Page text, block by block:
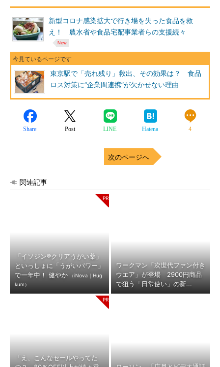
新型コロナ感染拡大で行き場を失った食品を救
え！ 農水省や食品宅配事業者らの支援続々
東京駅で「売れ残り」救出、その効果は？ 食品
ロス対策に“企業間連携”が欠かせない理由
Share Post LINE Hatena 4
次のページへ
関連記事
「イソジン®クリアうがい薬」
といっしょに「うがいパワー」
で一年中！ 健やか
（iNova｜Hug
kum）
ワークマン「次世代ファン付き
ウエア」が登場 2900円商品
で狙う「日常使い」の新...
「え、こんなセールやってた